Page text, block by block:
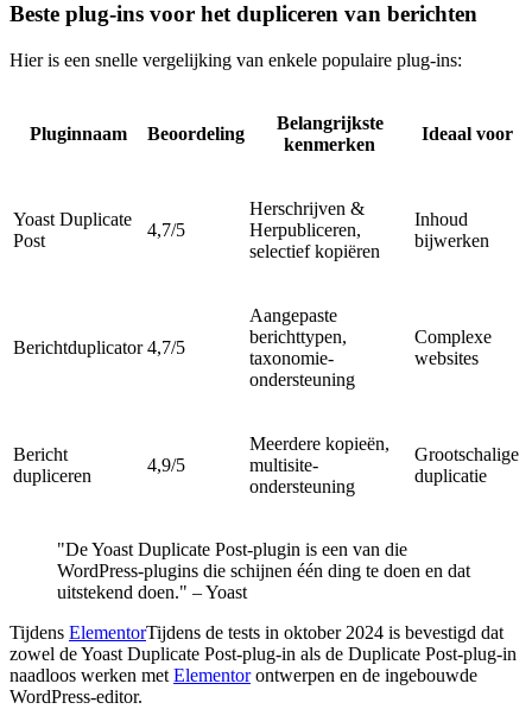
Beste plug-ins voor het dupliceren van berichten
Hier is een snelle vergelijking van enkele populaire plug-ins:
Pluginnaam Beoordeling
Belangrijkste
kenmerken
Ideaal voor
Yoast Duplicate
Post
4,7/5
Herschrijven &
Herpubliceren,
selectief kopiëren
Inhoud
bijwerken
Berichtduplicator 4,7/5
Aangepaste
berichttypen,
taxonomie-
ondersteuning
Complexe
websites
Bericht
dupliceren
4,9/5
Meerdere kopieën,
multisite-
ondersteuning
Grootschalige
duplicatie
"De Yoast Duplicate Post-plugin is een van die
WordPress-plugins die schijnen één ding te doen en dat
uitstekend doen." – Yoast
Tijdens ElementorTijdens de tests in oktober 2024 is bevestigd dat
zowel de Yoast Duplicate Post-plug-in als de Duplicate Post-plug-in
naadloos werken met Elementorontwerpen en de ingebouwde
WordPress-editor.